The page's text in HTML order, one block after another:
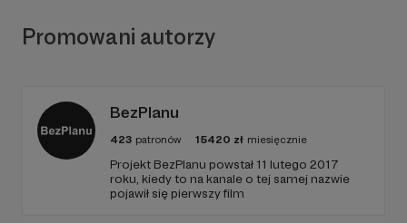
Promowani autorzy
BezPlanu
423 patronów 15420 zł miesięcznie
Projekt BezPlanu powstał 11 lutego 2017
roku, kiedy to na kanale o tej samej nazwie
pojawił się pierwszy film